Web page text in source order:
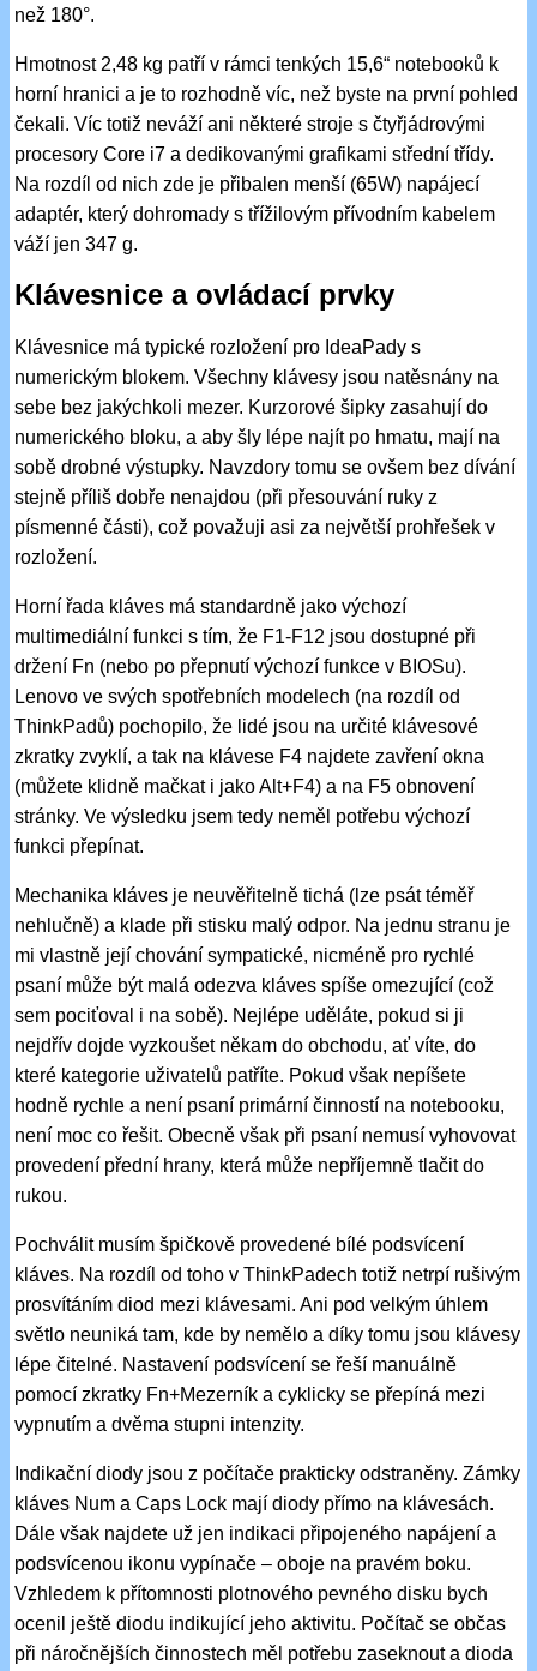
než 180°.
Hmotnost 2,48 kg patří v rámci tenkých 15,6“ notebooků k
horní hranici a je to rozhodně víc, než byste na první pohled
čekali. Víc totiž neváží ani některé stroje s čtyřjádrovými
procesory Core i7 a dedikovanými grafikami střední třídy.
Na rozdíl od nich zde je přibalen menší (65W) napájecí
adaptér, který dohromady s třížilovým přívodním kabelem
váží jen 347 g.
Klávesnice a ovládací prvky
Klávesnice má typické rozložení pro IdeaPady s
numerickým blokem. Všechny klávesy jsou natěsnány na
sebe bez jakýchkoli mezer. Kurzorové šipky zasahují do
numerického bloku, a aby šly lépe najít po hmatu, mají na
sobě drobné výstupky. Navzdory tomu se ovšem bez dívání
stejně příliš dobře nenajdou (při přesouvání ruky z
písmenné části), což považuji asi za největší prohřešek v
rozložení.
Horní řada kláves má standardně jako výchozí
multimediální funkci s tím, že F1-F12 jsou dostupné při
držení Fn (nebo po přepnutí výchozí funkce v BIOSu).
Lenovo ve svých spotřebních modelech (na rozdíl od
ThinkPadů) pochopilo, že lidé jsou na určité klávesové
zkratky zvyklí, a tak na klávese F4 najdete zavření okna
(můžete klidně mačkat i jako Alt+F4) a na F5 obnovení
stránky. Ve výsledku jsem tedy neměl potřebu výchozí
funkci přepínat.
Mechanika kláves je neuvěřitelně tichá (lze psát téměř
nehlučně) a klade při stisku malý odpor. Na jednu stranu je
mi vlastně její chování sympatické, nicméně pro rychlé
psaní může být malá odezva kláves spíše omezující (což
sem pociťoval i na sobě). Nejlépe uděláte, pokud si ji
nejdřív dojde vyzkoušet někam do obchodu, ať víte, do
které kategorie uživatelů patříte. Pokud však nepíšete
hodně rychle a není psaní primární činností na notebooku,
není moc co řešit. Obecně však při psaní nemusí vyhovovat
provedení přední hrany, která může nepříjemně tlačit do
rukou.
Pochválit musím špičkově provedené bílé podsvícení
kláves. Na rozdíl od toho v ThinkPadech totiž netrpí rušivým
prosvítáním diod mezi klávesami. Ani pod velkým úhlem
světlo neuniká tam, kde by nemělo a díky tomu jsou klávesy
lépe čitelné. Nastavení podsvícení se řeší manuálně
pomocí zkratky Fn+Mezerník a cyklicky se přepíná mezi
vypnutím a dvěma stupni intenzity.
Indikační diody jsou z počítače prakticky odstraněny. Zámky
kláves Num a Caps Lock mají diody přímo na klávesách.
Dále však najdete už jen indikaci připojeného napájení a
podsvícenou ikonu vypínače – oboje na pravém boku.
Vzhledem k přítomnosti plotnového pevného disku bych
ocenil ještě diodu indikující jeho aktivitu. Počítač se občas
při náročnějších činnostech měl potřebu zaseknout a dioda